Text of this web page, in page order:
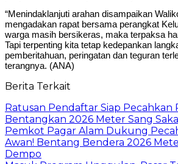
“Menindaklanjuti arahan disampaikan
mengadakan rapat bersama perangkat
warga masih bersikeras, maka terpaksa
Tapi terpenting kita tetap kedepankan
pemberitahuan, peringatan dan teguran
terangnya. (ANA)
Berita Terkait
Ratusan Pendaftar Siap Pecahkan
Bentangkan 2026 Meter Sang
Pemkot Pagar Alam Dukung
Awan! Bentang Bendera 2026
Dempo